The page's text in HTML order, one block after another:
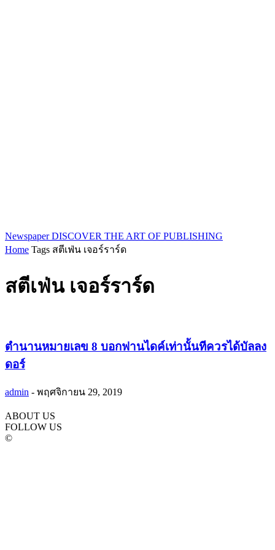
Newspaper DISCOVER THE ART OF PUBLISHING
Home Tags สตีเฟ่น เจอร์ราร์ด
สตีเฟ่น เจอร์ราร์ด
ตำนานหมายเลข 8 บอกฟานไดค์เท่านั้นทีควรได้บัลลง
ดอร์
admin - พฤศจิกายน 29, 2019
ABOUT US
FOLLOW US
©